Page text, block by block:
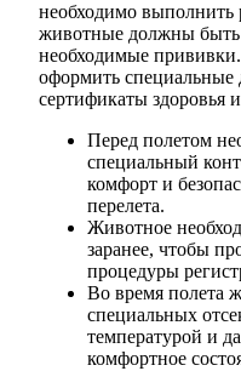
необходимо выполнить
животные должны быть
необходимые
оформить специальные
сертификаты здоровья
Перед полетом
специальный
комфорт и
перелета.
Животное
заранее, чтобы
процедуры
Во время полета
специальных
температурой и
комфортное